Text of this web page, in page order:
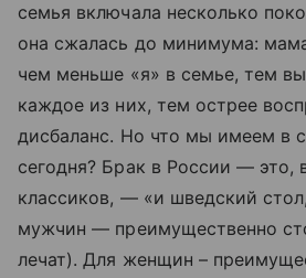
семья включала несколько
она сжалась до минимума:
чем меньше «я» в семье, тем
каждое из них, тем острее
дисбаланс. Но что мы имеем в
сегодня? Брак в России — это,
классиков, — «и шведский
мужчин — преимущественно
лечат). Для женщин –